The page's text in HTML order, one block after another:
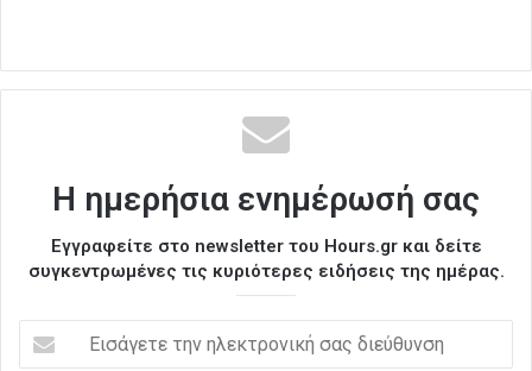
Η ημερήσια ενημέρωσή σας
Εγγραφείτε στο newsletter του Hours.gr και δείτε
συγκεντρωμένες τις κυριότερες ειδήσεις της ημέρας.